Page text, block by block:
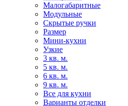
Малогабаритные
Модульные
Скрытые ручки
Размер
Мини-кухни
Узкие
3 кв. м.
5 кв. м.
6 кв. м.
9 кв. м.
Все для кухни
Варианты отделки